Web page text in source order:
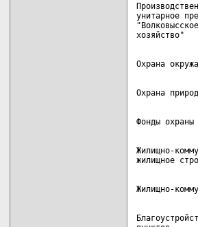
унитарное
Жилищно-